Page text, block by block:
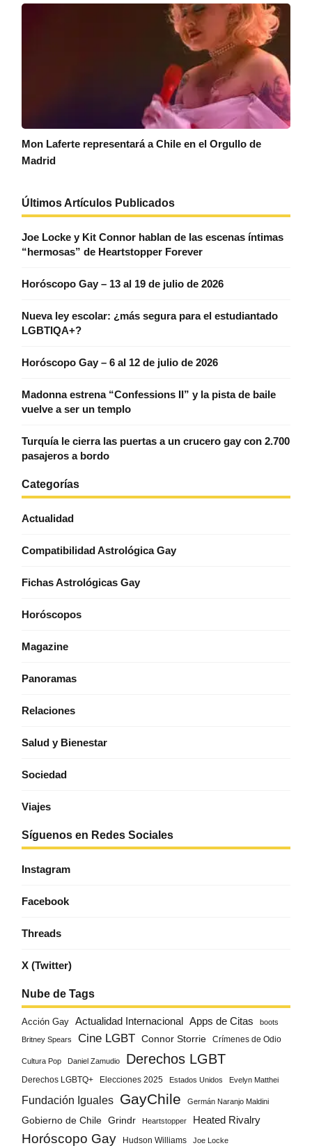
Mon Laferte representará a Chile en el Orgullo de
Madrid
Últimos Artículos Publicados
Joe Locke y Kit Connor hablan de las escenas íntimas
“hermosas” de Heartstopper Forever
Horóscopo Gay – 13 al 19 de julio de 2026
Nueva ley escolar: ¿más segura para el estudiantado
LGBTIQA+?
Horóscopo Gay – 6 al 12 de julio de 2026
Madonna estrena “Confessions II” y la pista de baile
vuelve a ser un templo
Turquía le cierra las puertas a un crucero gay con 2.700
pasajeros a bordo
Categorías
Actualidad
Compatibilidad Astrológica Gay
Fichas Astrológicas Gay
Horóscopos
Magazine
Panoramas
Relaciones
Salud y Bienestar
Sociedad
Viajes
Síguenos en Redes Sociales
Instagram
Facebook
Threads
X (Twitter)
Nube de Tags
Acción Gay Actualidad Internacional Apps de Citas boots
Britney Spears Cine LGBT Connor Storrie Crímenes de Odio
Cultura Pop Daniel Zamudio Derechos LGBT
Derechos LGBTQ+ Elecciones 2025 Estados Unidos Evelyn Matthei
Fundación Iguales GayChile Germán Naranjo Maldini
Gobierno de Chile Grindr Heartstopper Heated Rivalry
Horóscopo Gay Hudson Williams Joe Locke